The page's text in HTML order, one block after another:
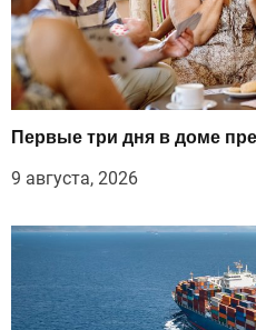
Первые три дня в доме
9 августа, 2026